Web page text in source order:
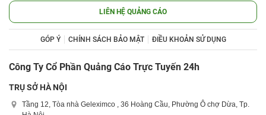
LIÊN HỆ QUẢNG CÁO
GÓP Ý CHÍNH SÁCH BẢO MẬT ĐIỀU KHOẢN SỬ DỤNG
Công Ty Cổ Phần Quảng Cáo Trực Tuyến 24h
TRỤ SỞ HÀ NỘI
Tầng 12, Tòa nhà Geleximco , 36 Hoàng Cầu, Phường Ô chợ Dừa, Tp.